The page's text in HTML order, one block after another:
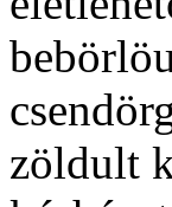
zöldult